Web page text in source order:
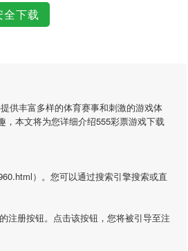
全下载
供丰富多样的体育赛事和刺激的游戏体
，本文将为您详细介绍555彩票游戏下载
）。您可以通过搜索引擎搜索或直
注册按钮。点击该按钮，您将被引导至注